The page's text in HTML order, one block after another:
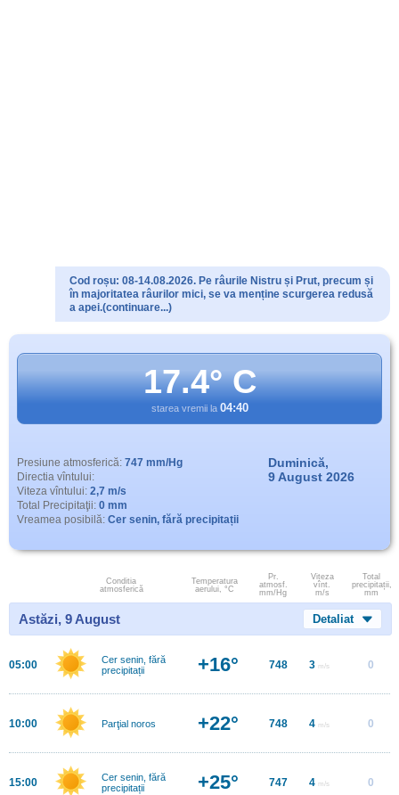
Cod roșu: 08-14.08.2026. Pe râurile Nistru și Prut, precum și
în majoritatea râurilor mici, se va menține scurgerea redusă
a apei.(continuare...)
17.4° C
starea vremii la 04:40
Presiune atmosferică: 747 mm/Hg
Directia vîntului:
Viteza vîntului: 2,7 m/s
Total Precipitaţii: 0 mm
Vreamea posibilă: Cer senin, fără precipitații
Duminică,
9 August 2026
Conditia
atmosferică
Temperatura
aerului, °C
Pr.
atmosf.
mm/Hg
Viteza
vînt.
m/s
Total
precipitații,
mm
Astăzi, 9 August Detaliat
05:00
Cer senin, fără
precipitații
+16° 748 3 m/s 0
10:00 Parţial noros +22° 748 4 m/s 0
15:00
Cer senin, fără
precipitații
+25° 747 4 m/s 0